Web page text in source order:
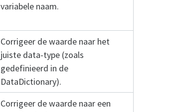
variabele naam.
Corrigeer de waarde naar het
juiste data-type (zoals
gedefinieerd in de
DataDictionary).
Corrigeer de waarde naar een